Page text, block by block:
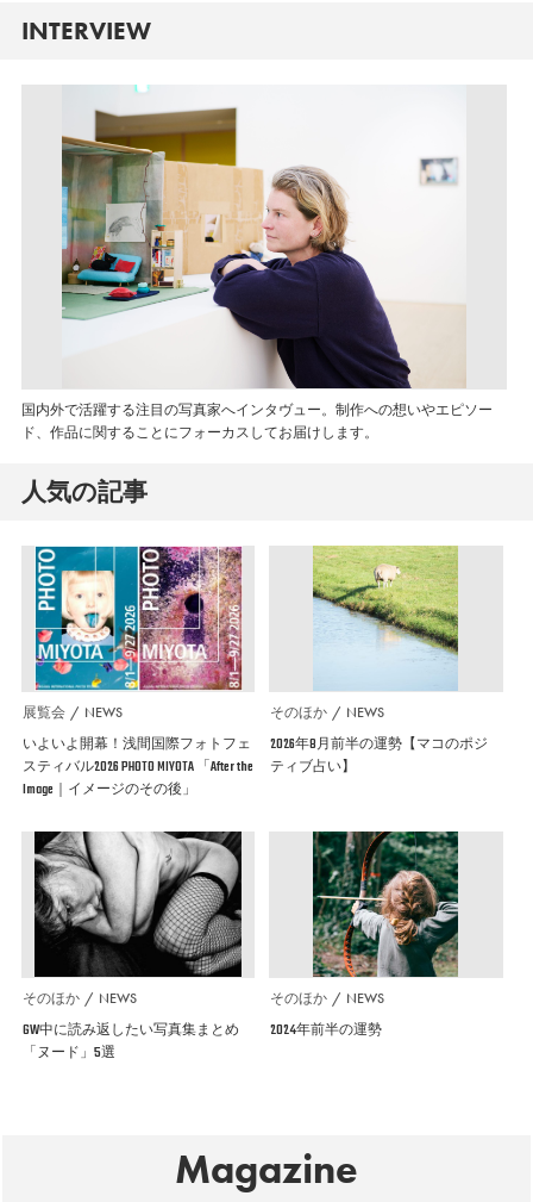
INTERVIEW
国内外で活躍する注目の写真家へインタヴュー。制作への想いやエピソー
ド、作品に関することにフォーカスしてお届けします。
人気の記事
展覧会 NEWS
いよいよ開幕！浅間国際フォトフェ
スティバル2026 PHOTO MIYOTA 「After the
Image｜イメージのその後」
そのほか NEWS
2026年8月前半の運勢【マコのポジ
ティブ占い】
そのほか NEWS
GW中に読み返したい写真集まとめ
「ヌード」5選
そのほか NEWS
2024年前半の運勢
Magazine